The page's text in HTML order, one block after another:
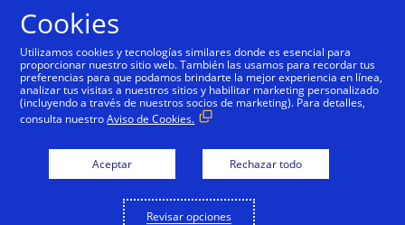
Cookies
Utilizamos cookies y tecnologías similares donde es esencial para
proporcionar nuestro sitio web. También las usamos para recordar tus
preferencias para que podamos brindarte la mejor experiencia en línea,
analizar tus visitas a nuestros sitios y habilitar marketing personalizado
(incluyendo a través de nuestros socios de marketing). Para detalles,
consulta nuestroAviso de Cookies.
Aceptar Rechazar todo
Revisar opciones